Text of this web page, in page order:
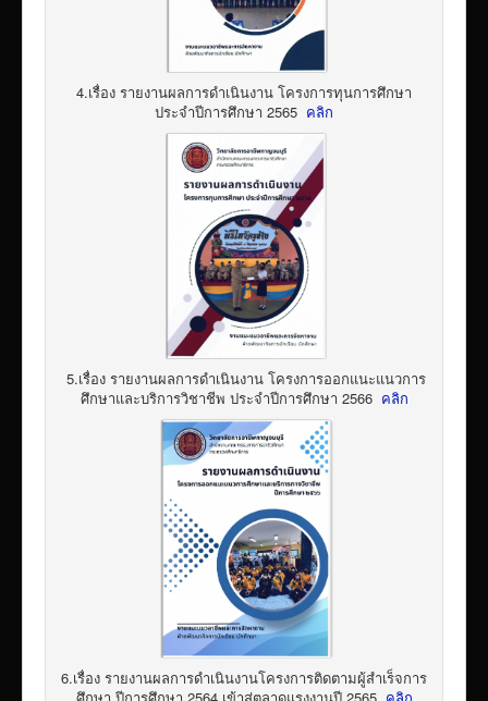
4.เรื่อง รายงานผลการดำเนินงาน โครงการทุนการศึกษา
ประจำปีการศึกษา 2565 คลิก
5.เรื่อง รายงานผลการดำเนินงาน โครงการออกแนะแนวการ
ศึกษาและบริการวิชาชีพ ประจำปีการศึกษา 2566 คลิก
6.เรื่อง รายงานผลการดำเนินงานโครงการติดตามผู้สำเร็จการ